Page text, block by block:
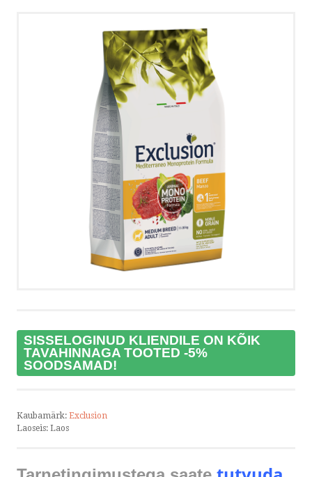
VÕTA ÜHENDUST
SISSELOGINUD KLIENDILE ON KÕIK
TAVAHINNAGA TOOTED -5%
SOODSAMAD!
Kaubamärk: Exclusion
Laoseis: Laos